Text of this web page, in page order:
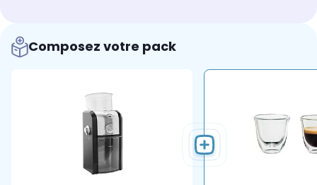
Composez votre pack